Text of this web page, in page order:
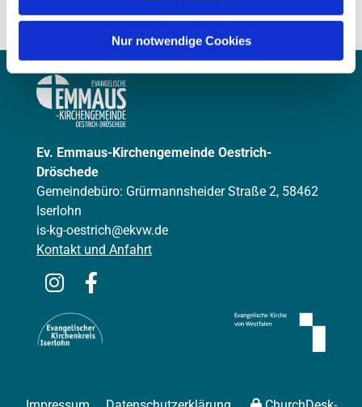
Nur notwendige Cookies
Ev. Emmaus-Kirchengemeinde Oestrich-
Dröschede
Gemeindebüro: Grürmannsheider Straße 2, 58462
Iserlohn
is-kg-oestrich@ekvw.de
Kontakt und Anfahrt